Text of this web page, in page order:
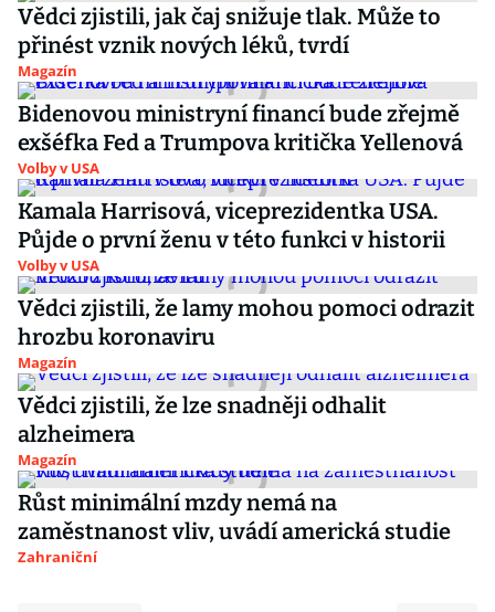
Vědci zjistili, jak čaj snižuje tlak. Může to
přinést vznik nových léků, tvrdí
Magazín
Bidenovou ministryní financí bude zřejmě
exšéfka Fed a Trumpova kritička Yellenová
Volby v USA
Kamala Harrisová, viceprezidentka USA.
Půjde o první ženu v této funkci v historii
Volby v USA
Vědci zjistili, že lamy mohou pomoci odrazit
hrozbu koronaviru
Magazín
Vědci zjistili, že lze snadněji odhalit
alzheimera
Magazín
Růst minimální mzdy nemá na
zaměstnanost vliv, uvádí americká studie
Zahraniční